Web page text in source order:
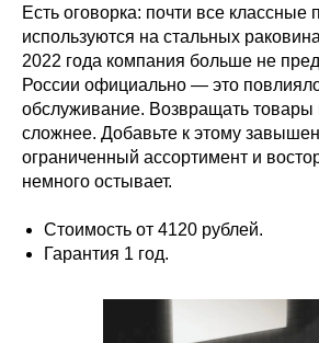
Есть оговорка: почти все классные
используются на стальных
2022 года компания больше не
России официально — это
обслуживание. Возвращать товары
сложнее. Добавьте к этому
ограниченный ассортимент и
немного остывает.
Стоимость от 4120 рублей.
Гарантия 1 год.